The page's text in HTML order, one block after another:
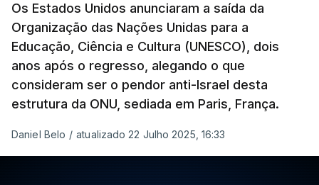
Os Estados Unidos anunciaram a saída da
Organização das Nações Unidas para a
Educação, Ciência e Cultura (UNESCO), dois
anos após o regresso, alegando o que
consideram ser o pendor anti-Israel desta
estrutura da ONU, sediada em Paris, França.
Daniel Belo / atualizado 22 Julho 2025, 16:33